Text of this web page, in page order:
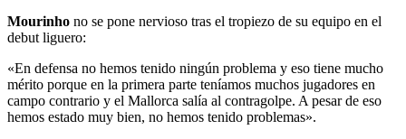
Mourinho no se pone nervioso tras el tropiezo de su equipo en el
debut liguero:
«En defensa no hemos tenido ningún problema y eso tiene mucho
mérito porque en la primera parte teníamos muchos jugadores en
campo contrario y el Mallorca salía al contragolpe. A pesar de eso
hemos estado muy bien, no hemos tenido problemas».